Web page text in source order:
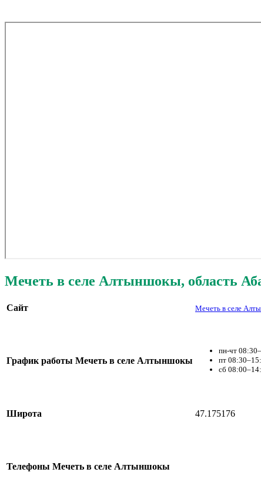
Мечеть в селе Алтыншокы, область
Сайт Мечеть в селе
График работы Мечеть в селе Алтыншокы
пн-чт
пт
сб
Широта 47.175176
Телефоны Мечеть в селе Алтыншокы